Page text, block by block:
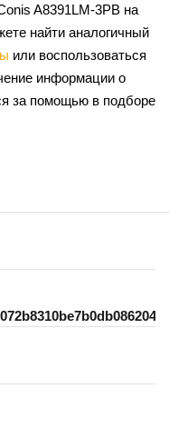
A8391LM-3PB на
найти аналогичный
или воспользоваться
информации о
за помощью в подборе